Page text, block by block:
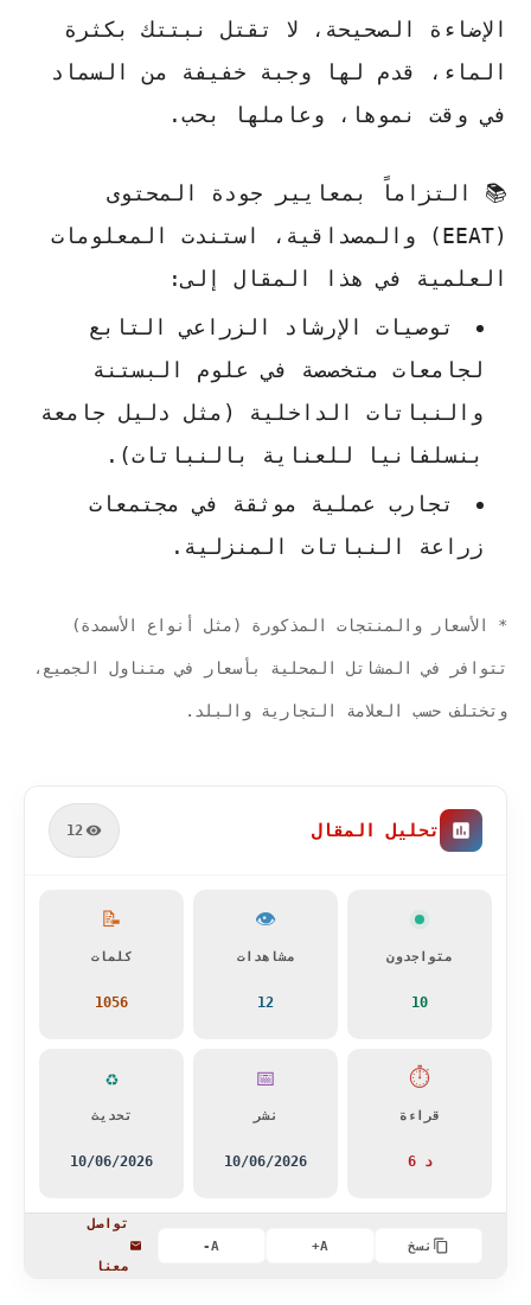
الإضاءة الصحيحة، لا تقتل نبتتك بكثرة
الماء، قدم لها وجبة خفيفة من السماد
في وقت نموها، وعاملها بحب.
📚 التزاماً بمعايير جودة المحتوى
(EEAT) والمصداقية، استندت المعلومات
العلمية في هذا المقال إلى:
توصيات الإرشاد الزراعي التابع
لجامعات متخصصة في علوم البستنة
والنباتات الداخلية (مثل دليل جامعة
بنسلفانيا للعناية بالنباتات).
تجارب عملية موثقة في مجتمعات
زراعة النباتات المنزلية.
* الأسعار والمنتجات المذكورة (مثل أنواع الأسمدة)
تتوافر في المشاتل المحلية بأسعار في متناول الجميع،
وتختلف حسب العلامة التجارية والبلد.
تحليل المقال 12
متواجدون
10
👁️
مشاهدات
12
📝
كلمات
1056
⏱️
قراءة
6 د
📅
نشر
10/06/2026
♻️
تحديث
10/06/2026
نسخ A+
A-
تواصل
معنا